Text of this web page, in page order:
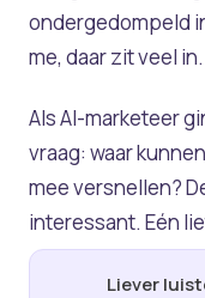
ondergedompeld
me, daar zit veel in.
Als AI-marketeer
vraag: waar
mee versnellen?
interessant. Eén
Liever